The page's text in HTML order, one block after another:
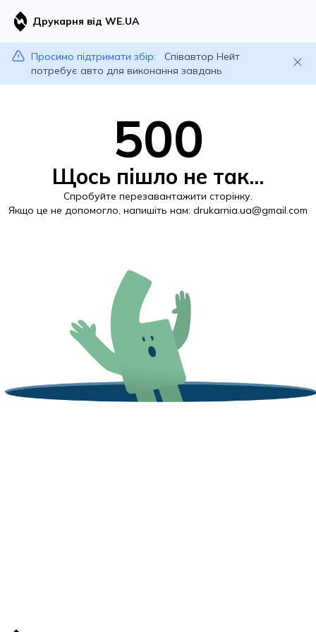
Друкарня від WE.UA
Просимо підтримати збір:
Співавтор Нейт
потребує авто для виконання завдань
500
Щось пішло не так...
Спробуйте перезавантажити сторінку.
Якщо це не допомогло, напишіть нам: drukarnia.ua@gmail.com